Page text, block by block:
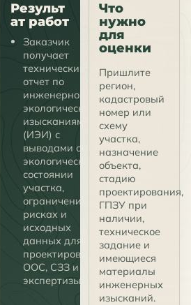
Результ
ат работ
Заказчик
получает
технический
отчет по
инженерно-
экологическим
изысканиям
(ИЭИ) с
выводами об
экологическом
состоянии
участка,
ограничениях,
рисках и
исходных
данных для
проектирования,
ООС, СЗЗ и
экспертизы.
Что
нужно
для
оценки
Пришлите
регион,
кадастровый
номер или
схему
участка,
назначение
объекта,
стадию
проектирования,
ГПЗУ при
наличии,
техническое
задание и
имеющиеся
материалы
инженерных
изысканий.